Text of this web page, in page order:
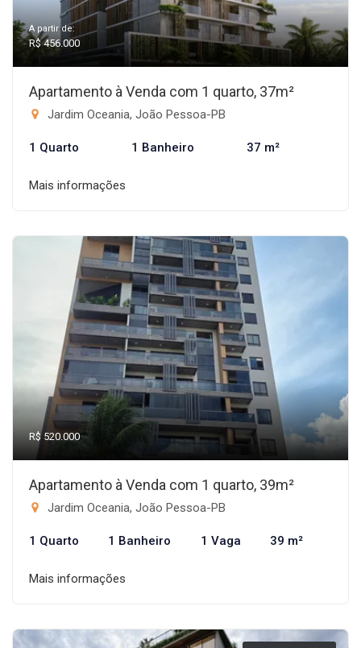
A partir de:
R$ 456.000
Apartamento à Venda com 1 quarto, 37m²
Jardim Oceania, João Pessoa-PB
1 Quarto 1 Banheiro 37 m²
Mais informações
R$ 520.000
Apartamento à Venda com 1 quarto, 39m²
Jardim Oceania, João Pessoa-PB
1 Quarto 1 Banheiro 1 Vaga 39 m²
Mais informações